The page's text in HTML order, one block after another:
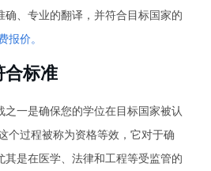
确、专业的翻译，并符合目标国家的
报价。
合标准
一是确保您的学位在目标国家被认
个过程被称为资格等效，它对于确
其是在医学、法律和工程等受监管的